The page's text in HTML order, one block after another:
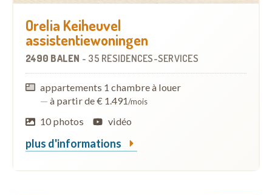
Orelia Keiheuvel
assistentiewoningen
2490 BALEN - 35 RÉSIDENCES-SERVICES
appartements 1 chambre à louer
— à partir de € 1.491/mois
10 photos vidéo
plus d'informations